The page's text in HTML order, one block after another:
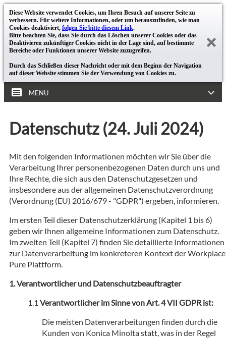
Diese Website verwendet Cookies, um Ihren Besuch auf unserer Seite zu
verbessern. Für weitere Informationen, oder um herauszufinden, wie man
Cookies deaktiviert, folgen Sie bitte diesem Link.
Bitte beachten Sie, dass Sie durch das Löschen unserer Cookies oder das
Deaktivieren zukünftiger Cookies nicht in der Lage sind, auf bestimmte
Bereiche oder Funktionen unserer Website zuzugreifen.
Durch das Schließen dieser Nachricht oder mit dem Beginn der Navigation
auf dieser Website stimmen Sie der Verwendung von Cookies zu.
MENU
Datenschutz (24. Juli 2024)
Mit den folgenden Informationen möchten wir Sie über die
Verarbeitung Ihrer personenbezogenen Daten durch uns und
Ihre Rechte, die sich aus den Datenschutzgesetzen und
insbesondere aus der allgemeinen Datenschutzverordnung
(Verordnung (EU) 2016/679 - "GDPR") ergeben, informieren.
Im ersten Teil dieser Datenschutzerklärung (Kapitel 1 bis 6)
geben wir Ihnen allgemeine Informationen zum Datenschutz.
Im zweiten Teil (Kapitel 7) finden Sie detaillierte Informationen
zur Datenverarbeitung im konkreteren Kontext der Workplace
Pure Plattform.
Verantwortlicher und Datenschutzbeauftragter
Verantwortlicher im Sinne von Art. 4 VII GDPR ist:
Die meisten Datenverarbeitungen finden durch die
Kunden von Konica Minolta statt, was in der Regel